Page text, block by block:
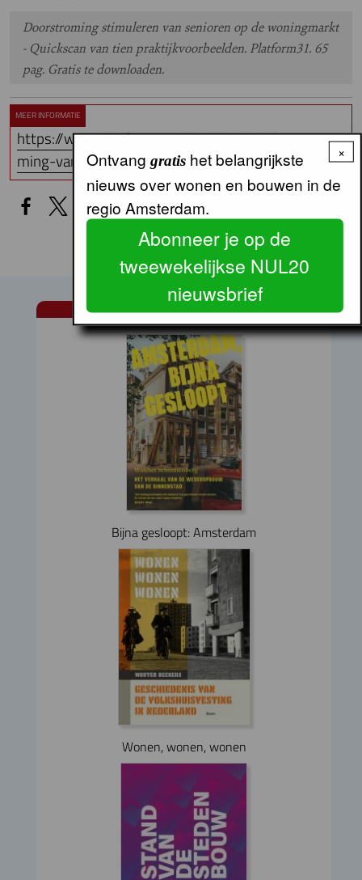
Doorstroming stimuleren van senioren op de woningmarkt
- Quickscan van tien praktijkvoorbeelden. Platform31. 65
pag. Gratis te downloaden.
MEER INFORMATIE
https://www.platform31.nl/publicaties/doorstro
ming-van-senioren-stimuleren-op-d…
Bijna gesloopt: Amsterdam
Wonen, wonen, wonen
×
Ontvang gratishet belangrijkste
nieuws over wonen en bouwen in de
regio Amsterdam.
Abonneer je op de
tweewekelijkse NUL20
nieuwsbrief